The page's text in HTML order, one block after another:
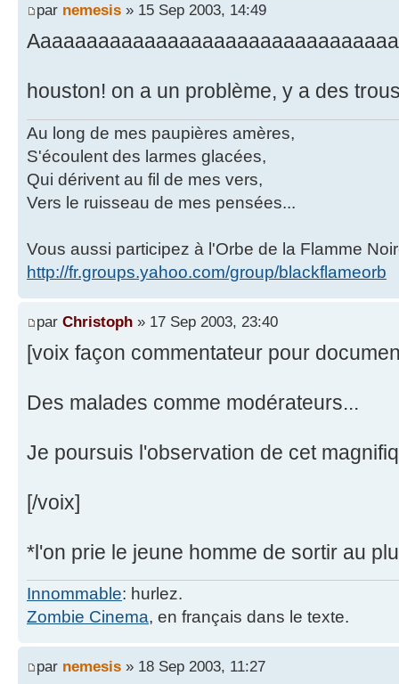
par nemesis » 15 Sep 2003, 14:49
houston! on a un problème, y a des
Au long de mes paupières amères,
S'écoulent des larmes glacées,
Qui dérivent au fil de mes vers,
Vers le ruisseau de mes pensées...
Vous aussi participez à l'Orbe de la Flamme
http://fr.groups.yahoo.com/group/blackflameorb
par Christoph » 17 Sep 2003, 23:40
[voix façon commentateur pour
Des malades comme modérateurs...
Je poursuis l'observation de cet
[/voix]
*l'on prie le jeune homme de sortir au
Innommable: hurlez.
Zombie Cinema, en français dans le texte.
par nemesis » 18 Sep 2003, 11:27